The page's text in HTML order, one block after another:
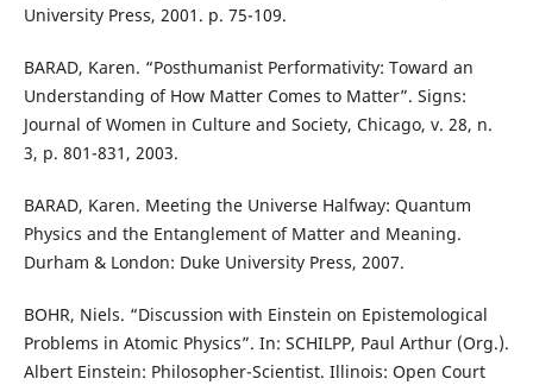
University Press, 2001. p. 75-109.
BARAD, Karen. “Posthumanist Performativity: Toward an
Understanding of How Matter Comes to Matter”. Signs:
Journal of Women in Culture and Society, Chicago, v. 28, n.
3, p. 801-831, 2003.
BARAD, Karen. Meeting the Universe Halfway: Quantum
Physics and the Entanglement of Matter and Meaning.
Durham & London: Duke University Press, 2007.
BOHR, Niels. “Discussion with Einstein on Epistemological
Problems in Atomic Physics”. In: SCHILPP, Paul Arthur (Org.).
Albert Einstein: Philosopher-Scientist. Illinois: Open Court